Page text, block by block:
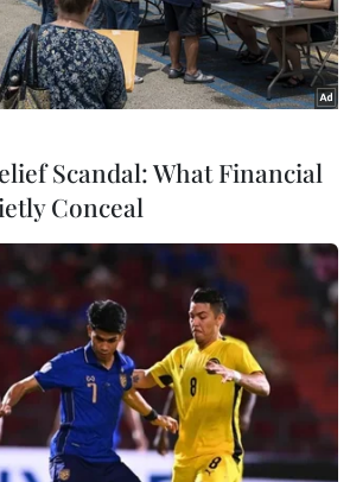
lâu năm của ông.
Najib Razak thông
Scandal: What Financial
Conceal